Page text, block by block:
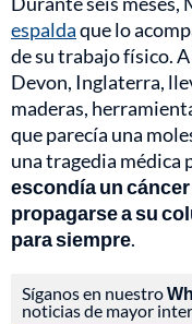
espaldaque lo
de su trabajo físico.
Devon, Inglaterra,
maderas,
que parecía una
una tragedia médica
escondía un
propagarse a su
para siempre.
Síganos en nuestro
noticias de mayor